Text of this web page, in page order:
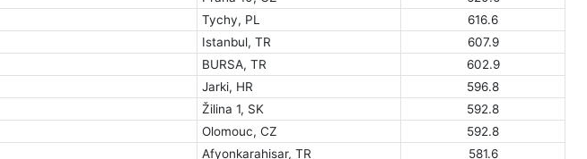
Tychy, PL
616.6
Istanbul, TR
607.9
BURSA, TR
602.9
Jarki, HR
596.8
Žilina 1, SK
592.8
Olomouc, CZ
592.8
Afyonkarahisar, TR
581.6